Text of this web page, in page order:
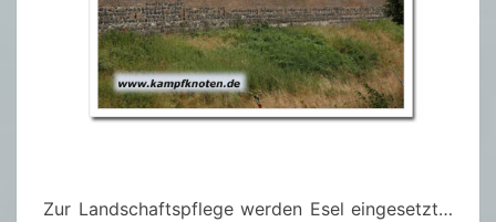
Zur Landschaftspflege werden Esel eingesetzt…